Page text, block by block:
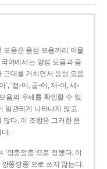
모음은 음성 모음끼리 어울
어에서는 양성 모음과 음
근대를 거치면서 음성 모음
’, ‘접-어, 굽-어, 재-어, 세-
음의 우세를 확인할 수 있
일관되게 나타나지 않고
많다. 이 조항은 그러한 음
다.
깡충깡충’으로 정했다. 이
쫑깡쫑’으로 쓰지 않는다.